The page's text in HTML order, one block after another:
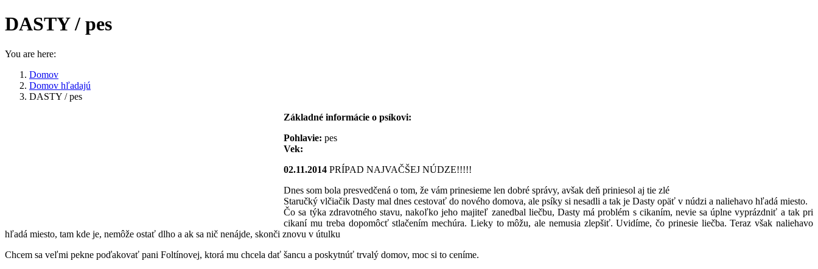
DASTY / pes
You are here:
Domov
Domov hľadajú
DASTY / pes
Základné informácie o psíkovi:
Pohlavie: pes
Vek:
02.11.2014 PRÍPAD NAJVAČŠEJ NÚDZE!!!!!
Dnes som bola presvedčená o tom, že vám prinesieme len dobré správy, avšak deň priniesol aj tie zlé
Staručký vlčiačik Dasty mal dnes cestovať do nového domova, ale psíky si nesadli a tak je Dasty opäť v núdzi a naliehavo hľadá miesto.
Čo sa týka zdravotného stavu, nakoľko jeho majiteľ zanedbal liečbu, Dasty má problém s cikaním, nevie sa úplne vyprázdniť a tak pri
cikaní mu treba dopomôcť stlačením mechúra. Lieky to môžu, ale nemusia zlepšiť. Uvidíme, čo prinesie liečba. Teraz však naliehavo
hľadá miesto, tam kde je, nemôže ostať dlho a ak sa nič nenájde, skonči znovu v útulku
Chcem sa veľmi pekne poďakovať pani Foltínovej, ktorá mu chcela dať šancu a poskytnúť trvalý domov, moc si to ceníme.